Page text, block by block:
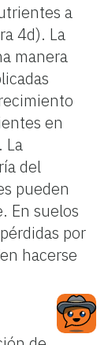
a
4d). La
manera
en
La
del
pueden
En suelos
por
hacerse